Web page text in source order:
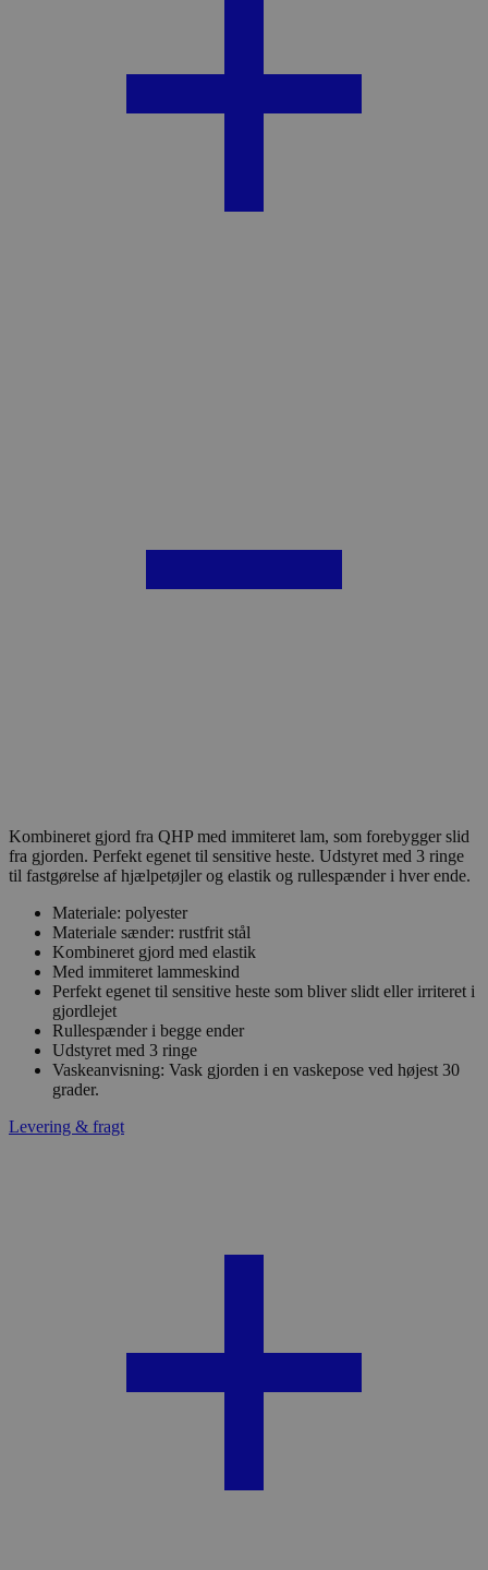
Kombineret gjord fra QHP med immiteret lam, som forebygger slid
fra gjorden. Perfekt egenet til sensitive heste. Udstyret med 3 ringe
til fastgørelse af hjælpetøjler og elastik og rullespænder i hver ende.
Materiale: polyester
Materiale sænder: rustfrit stål
Kombineret gjord med elastik
Med immiteret lammeskind
Perfekt egenet til sensitive heste som bliver slidt eller irriteret i
gjordlejet
Rullespænder i begge ender
Udstyret med 3 ringe
Vaskeanvisning: Vask gjorden i en vaskepose ved højest 30
grader.
Levering & fragt